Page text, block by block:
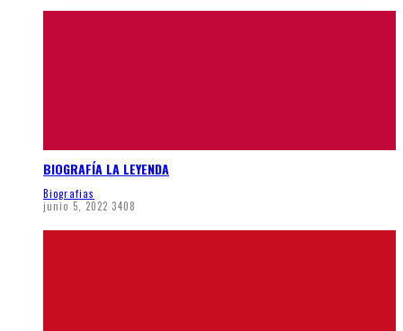
BIOGRAFÍA LA LEYENDA
Biografias
junio 5, 2022 3408